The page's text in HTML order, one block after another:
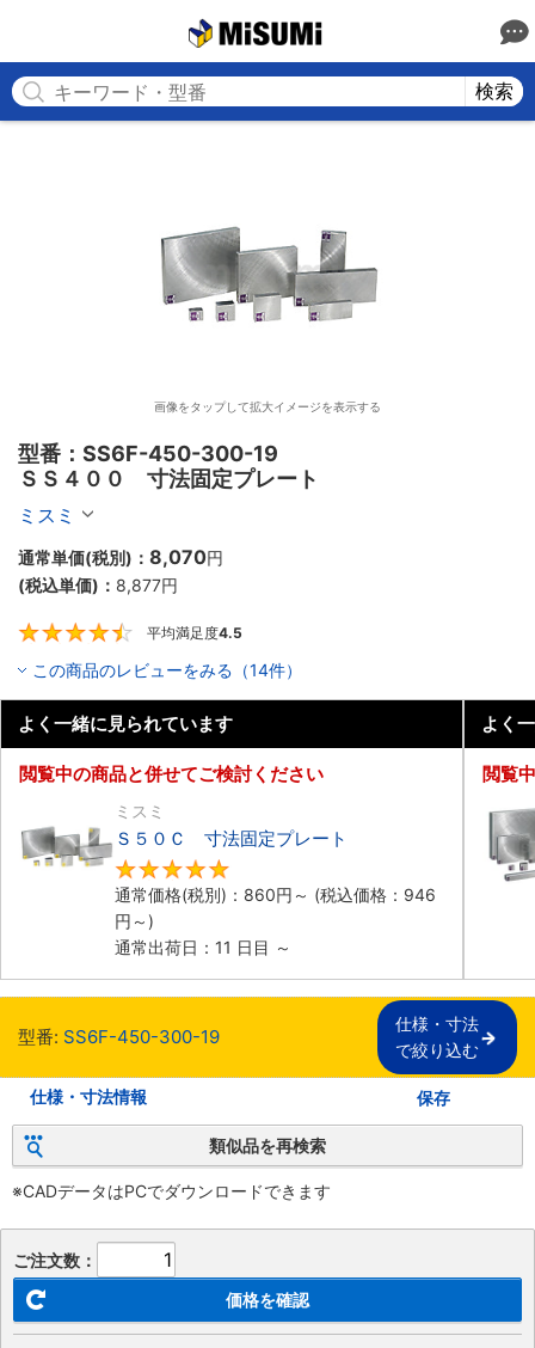
検索
画像をタップして拡大イメージを表示する
型番：SS6F-450-300-19
ＳＳ４００　寸法固定プレート
ミスミ
通常単価(税別)： 8,070円
(税込単価)： 8,877円
平均満足度4.5
この商品のレビューをみる（14件）
よく一緒に見られています
閲覧中の商品と併せてご検討ください
ミスミ
Ｓ５０Ｃ 寸法固定プレート
通常価格(税別)： 860円 ～ (税込価格： 946
円 ～)
通常出荷日：11 日目 ～
よく
閲覧
型番: SS6F-450-300-19
仕様・寸法
で絞り込む
仕様・寸法情報 保存
類似品を再検索
※CADデータはPCでダウンロードできます
ご注文数：
価格を確認